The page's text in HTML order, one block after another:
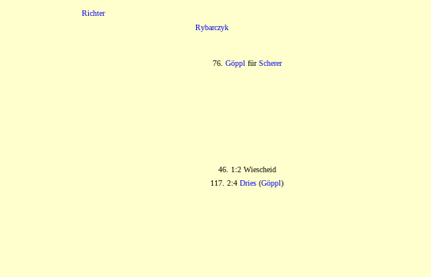
Richter
Rybarczyk
76. Göppl fürScherer
46. 1:2 Wiescheid
117. 2:4 Dries (Göppl)